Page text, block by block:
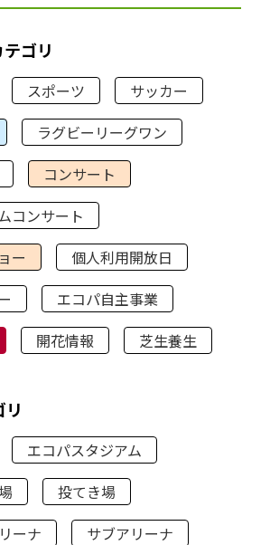
ゴリ
スポーツ
サッカー
ラグビーリーグワン
コンサート
コンサート
ー
個人利用開放日
エコパ自主事業
開花情報 芝生養生
リ
エコパスタジアム
投てき場
ーナ
サブアリーナ